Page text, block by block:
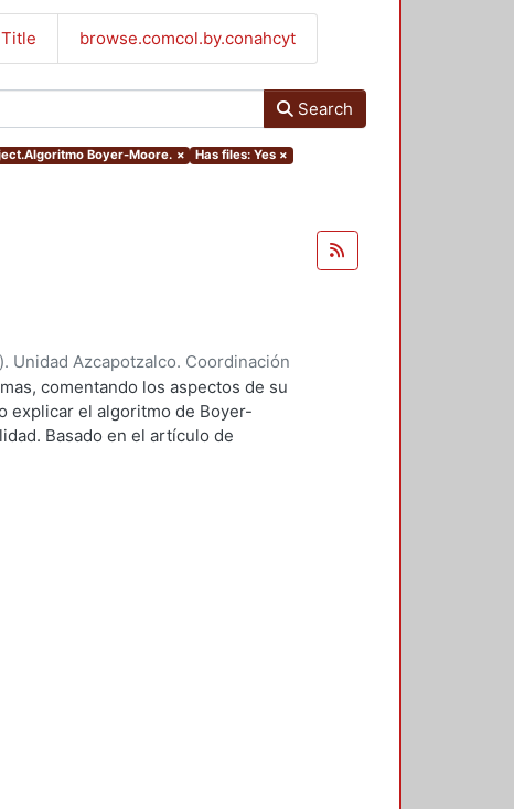
browse.comcol.by.conahcyt
Search
Boyer-Moore. × Has files: Yes ×
Unidad Azcapotzalco. Coordinación
Sandoval, Carlos Alberto
comentando los aspectos de su
explicar el algoritmo de Boyer-
Basado en el artículo de